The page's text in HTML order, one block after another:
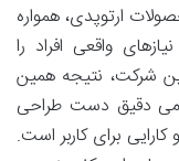
ارتوپدی، همواره
واقعی افراد را
شرکت، نتیجه همین
دقیق دست طراحی
برای کاربر است.